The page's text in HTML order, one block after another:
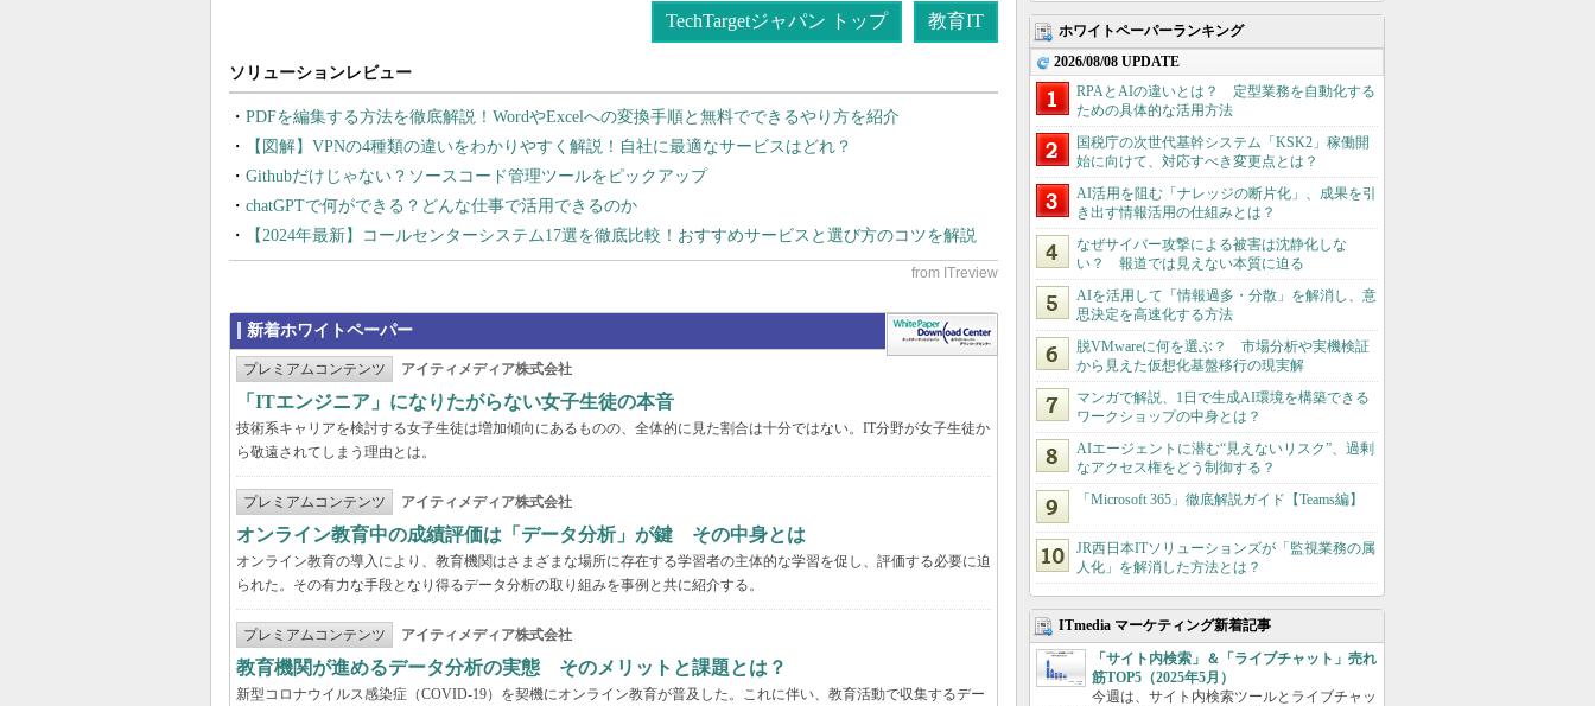
TechTargetジャパン トップ 教育IT
PDFを編集する方法を徹底解説！WordやExcelへの変換手順と無料でできるやり方を紹介
【図解】VPNの4種類の違いをわかりやすく解説！自社に最適なサービスはどれ？
Githubだけじゃない？ソースコード管理ツールをピックアップ
chatGPTで何ができる？どんな仕事で活用できるのか
【2024年最新】コールセンターシステム17選を徹底比較！おすすめサービスと選び方のコツを解説
新着ホワイトペーパー
プレミアムコンテンツ アイティメディア株式会社
「ITエンジニア」になりたがらない女子生徒の本音
技術系キャリアを検討する女子生徒は増加傾向にあるものの、全体的に見た割合は十分ではない。IT分野が女子生徒か
ら敬遠されてしまう理由とは。
プレミアムコンテンツ アイティメディア株式会社
オンライン教育中の成績評価は「データ分析」が鍵 その中身とは
オンライン教育の導入により、教育機関はさまざまな場所に存在する学習者の主体的な学習を促し、評価する必要に迫
られた。その有力な手段となり得るデータ分析の取り組みを事例と共に紹介する。
プレミアムコンテンツ アイティメディア株式会社
教育機関が進めるデータ分析の実態 そのメリットと課題とは？
新型コロナウイルス感染症（COVID-19）を契機にオンライン教育が普及した。これに伴い、教育活動で収集するデー
ホワイトペーパーランキング
2026/08/08 UPDATE
RPAとAIの違いとは？ 定型業務を自動化する
ための具体的な活用方法
国税庁の次世代基幹システム「KSK2」稼働開
始に向けて、対応すべき変更点とは？
AI活用を阻む「ナレッジの断片化」、成果を引
き出す情報活用の仕組みとは？
なぜサイバー攻撃による被害は沈静化しな
い？ 報道では見えない本質に迫る
AIを活用して「情報過多・分散」を解消し、意
思決定を高速化する方法
脱VMwareに何を選ぶ？ 市場分析や実機検証
から見えた仮想化基盤移行の現実解
マンガで解説、1日で生成AI環境を構築できる
ワークショップの中身とは？
AIエージェントに潜む“見えないリスク”、過剰
なアクセス権をどう制御する？
「Microsoft 365」徹底解説ガイド【Teams編】
JR西日本ITソリューションズが「監視業務の属
人化」を解消した方法とは？
ITmedia マーケティング新着記事
「サイト内検索」＆「ライブチャット」売れ
筋TOP5（2025年5月）
今週は、サイト内検索ツールとライブチャッ